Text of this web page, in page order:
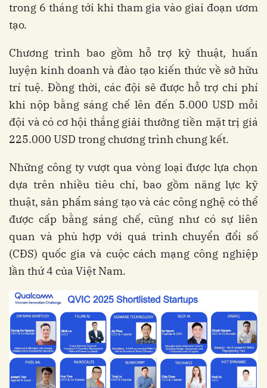
trong 6 tháng tới khi tham gia vào giai đoạn ươm
tạo.
Chương trình bao gồm hỗ trợ kỹ thuật, huấn
luyện kinh doanh và đào tạo kiến thức về sở hữu
trí tuệ. Đồng thời, các đội sẽ được hỗ trợ chi phí
khi nộp bằng sáng chế lên đến 5.000 USD mỗi
đội và có cơ hội thắng giải thưởng tiền mặt trị giá
225.000 USD trong chương trình chung kết.
Những công ty vượt qua vòng loại được lựa chọn
dựa trên nhiều tiêu chí, bao gồm năng lực kỹ
thuật, sản phẩm sáng tạo và các công nghệ có thể
được cấp bằng sáng chế, cũng như có sự liên
quan và phù hợp với quá trình chuyển đổi số
(CĐS) quốc gia và cuộc cách mạng công nghiệp
lần thứ 4 của Việt Nam.